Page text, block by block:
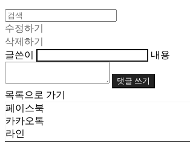
수정하기
삭제하기
글쓴이
내용
댓글 쓰기
목록으로 가기
페이스북
카카오톡
라인